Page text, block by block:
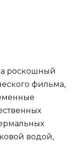
роскошный
фильма,
водой,